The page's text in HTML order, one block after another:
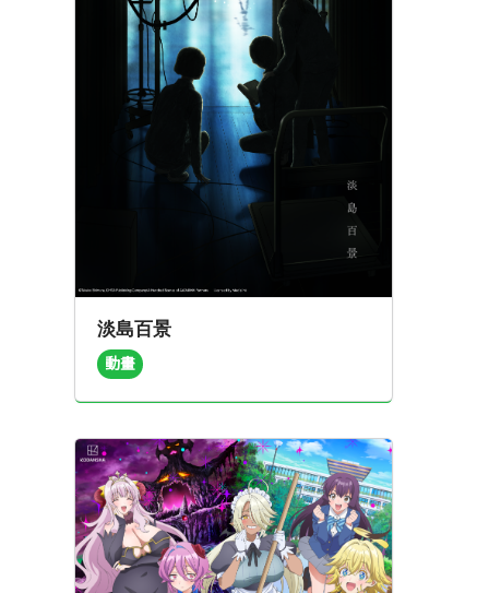
淡島百景
動畫